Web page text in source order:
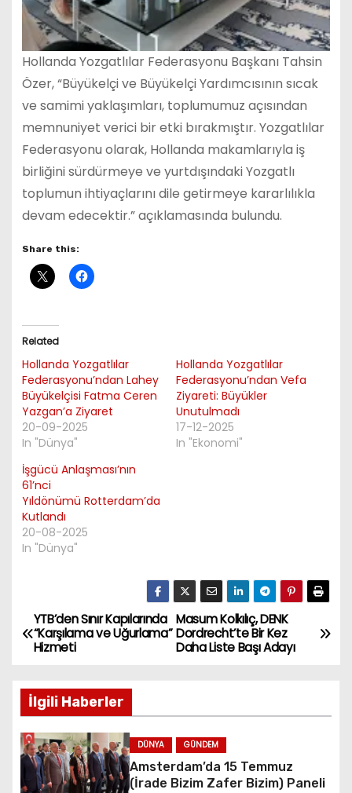
Hollanda Yozgatlılar Federasyonu Başkanı Tahsin
Özer, “Büyükelçi ve Büyükelçi Yardımcısının sıcak
ve samimi yaklaşımları, toplumumuz açısından
memnuniyet verici bir etki bırakmıştır. Yozgatlılar
Federasyonu olarak, Hollanda makamlarıyla iş
birliğini sürdürmeye ve yurtdışındaki Yozgatlı
toplumun ihtiyaçlarını dile getirmeye kararlılıkla
devam edecektir.” açıklamasında bulundu.
Share this:
Related
Hollanda Yozgatlılar
Federasyonu’ndan Lahey
Büyükelçisi Fatma Ceren
Yazgan’a Ziyaret
20-09-2025
In "Dünya"
Hollanda Yozgatlılar
Federasyonu’ndan Vefa
Ziyareti: Büyükler
Unutulmadı
17-12-2025
In "Ekonomi"
İşgücü Anlaşması’nın
61’nci
Yıldönümü Rotterdam’da
Kutlandı
20-08-2025
In "Dünya"
P
o
s
t
n
Masum Kolkılıç, DENK
Dordrecht’te Bir Kez
Daha Liste Başı Adayı
YTB’den Sınır Kapılarında
“Karşılama ve Uğurlama”
Hizmeti
İlgili Haberler
DÜNYA GÜNDEM
Amsterdam’da 15 Temmuz
(İrade Bizim Zafer Bizim) Paneli